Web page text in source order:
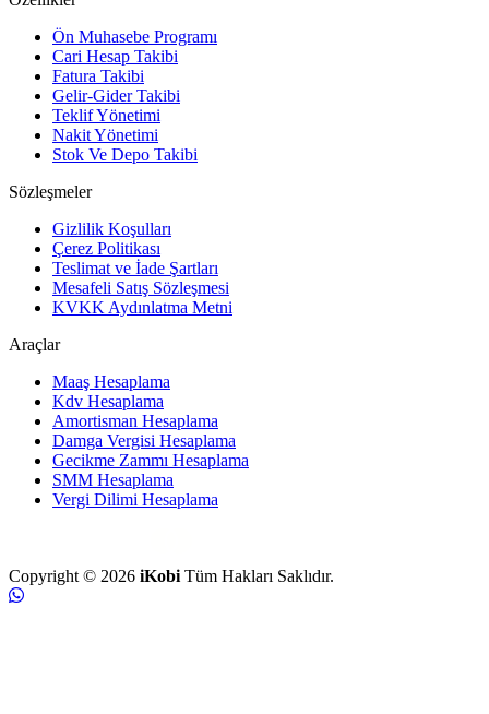
Ön Muhasebe Programı
Cari Hesap Takibi
Fatura Takibi
Gelir-Gider Takibi
Teklif Yönetimi
Nakit Yönetimi
Stok Ve Depo Takibi
Sözleşmeler
Gizlilik Koşulları
Çerez Politikası
Teslimat ve İade Şartları
Mesafeli Satış Sözleşmesi
KVKK Aydınlatma Metni
Araçlar
Maaş Hesaplama
Kdv Hesaplama
Amortisman Hesaplama
Damga Vergisi Hesaplama
Gecikme Zammı Hesaplama
SMM Hesaplama
Vergi Dilimi Hesaplama
Copyright © 2026 iKobi Tüm Hakları Saklıdır.